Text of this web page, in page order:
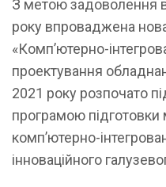
З метою задоволення
року впроваджена
«Комп’ютерно-
проектування
2021 року розпочато
програмою підготовки
комп’ютерно-
інноваційного